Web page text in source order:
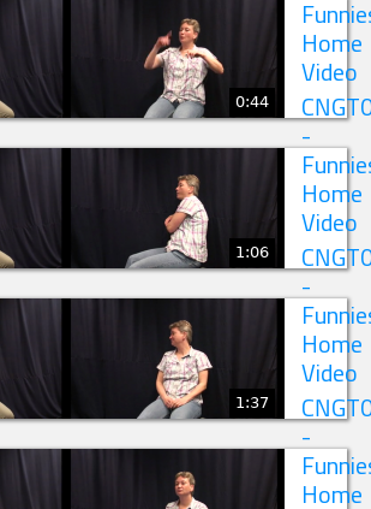
Home
Video
0:44
-
Home
Video
1:06
-
Home
Video
1:37
-
Home